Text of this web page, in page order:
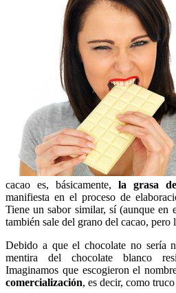
cacao es, básicamente, la grasa
manifiesta en el proceso de
Tiene un sabor similar, sí (aunque
también sale del grano del cacao, pero
Debido a que el chocolate no sería
mentira del chocolate blanco
Imaginamos que escogieron el
comercialización, es decir, como